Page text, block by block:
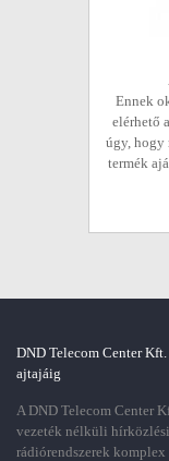
Ennek
elérhető
úgy, hogy
termék
DND Telecom Center
ajtajáig
A DND Telecom Center
vezeték nélküli
rádiórendszerek komplex